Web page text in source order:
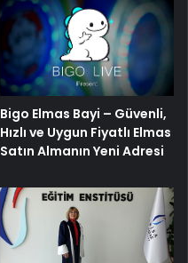
Bigo Elmas Bayi – Güvenli,
Hızlı ve Uygun Fiyatlı Elmas
Satın Almanın Yeni Adresi